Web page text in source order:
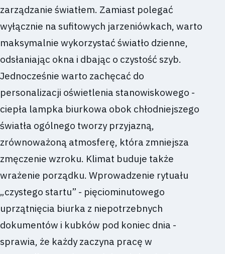
zarządzanie światłem. Zamiast polegać
wyłącznie na sufitowych jarzeniówkach, warto
maksymalnie wykorzystać światło dzienne,
odsłaniając okna i dbając o czystość szyb.
Jednocześnie warto zachęcać do
personalizacji oświetlenia stanowiskowego -
ciepła lampka biurkowa obok chłodniejszego
światła ogólnego tworzy przyjazną,
zrównoważoną atmosferę, która zmniejsza
zmęczenie wzroku. Klimat buduje także
wrażenie porządku. Wprowadzenie rytuału
„czystego startu” - pięciominutowego
uprzątnięcia biurka z niepotrzebnych
dokumentów i kubków pod koniec dnia -
sprawia, że każdy zaczyna pracę w